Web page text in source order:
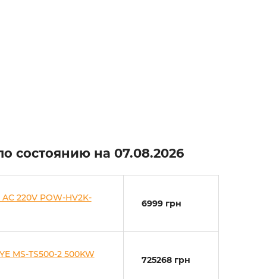
состоянию на 07.08.2026
220V POW-HV2K-
6999 грн
MS-TS500-2 500KW
725268 грн